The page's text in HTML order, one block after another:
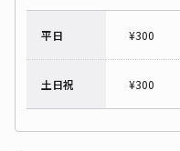
平日 ¥300
土日祝 ¥300